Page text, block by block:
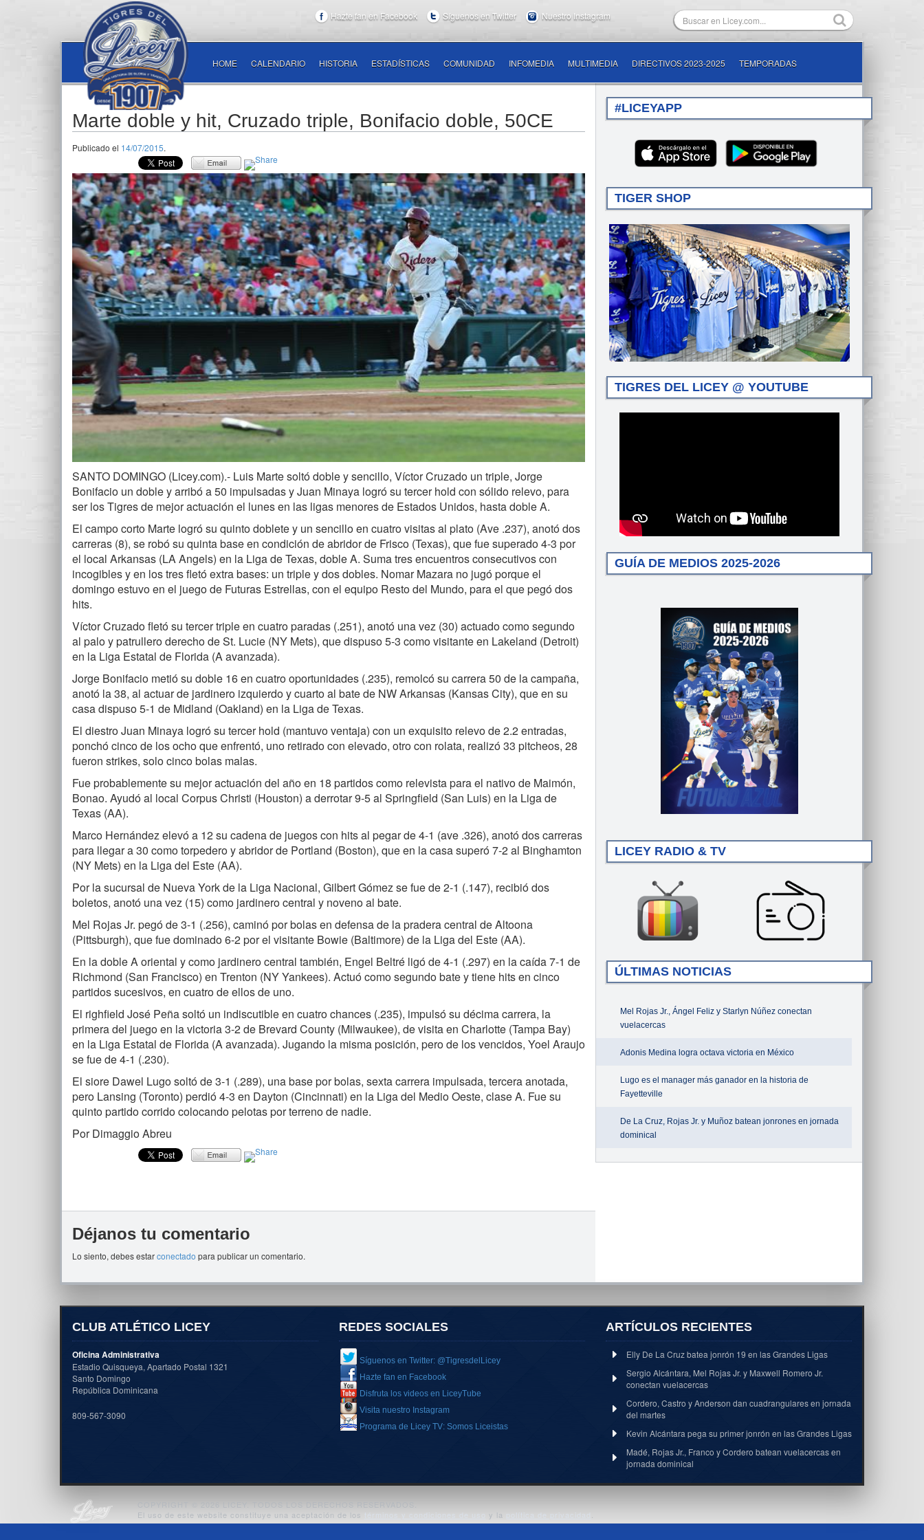
Hazte fan en Facebook Síguenos en Twitter Nuestro Instagram
HOME CALENDARIO HISTORIA ESTADÍSTICAS COMUNIDAD INFOMEDIA MULTIMEDIA DIRECTIVOS 2023-2025 TEMPORADAS
Marte doble y hit, Cruzado triple, Bonifacio doble, 50CE
Publicado el 14/07/2015.
SANTO DOMINGO (Licey.com).- Luis Marte soltó doble y sencillo, Víctor Cruzado un triple, Jorge
Bonifacio un doble y arribó a 50 impulsadas y Juan Minaya logró su tercer hold con sólido relevo, para
ser los Tigres de mejor actuación el lunes en las ligas menores de Estados Unidos, hasta doble A.
El campo corto Marte logró su quinto doblete y un sencillo en cuatro visitas al plato (Ave .237), anotó dos
carreras (8), se robó su quinta base en condición de abridor de Frisco (Texas), que fue superado 4-3 por
el local Arkansas (LA Angels) en la Liga de Texas, doble A. Suma tres encuentros consecutivos con
incogibles y en los tres fletó extra bases: un triple y dos dobles. Nomar Mazara no jugó porque el
domingo estuvo en el juego de Futuras Estrellas, con el equipo Resto del Mundo, para el que pegó dos
hits.
Víctor Cruzado fletó su tercer triple en cuatro paradas (.251), anotó una vez (30) actuado como segundo
al palo y patrullero derecho de St. Lucie (NY Mets), que dispuso 5-3 como visitante en Lakeland (Detroit)
en la Liga Estatal de Florida (A avanzada).
Jorge Bonifacio metió su doble 16 en cuatro oportunidades (.235), remolcó su carrera 50 de la campaña,
anotó la 38, al actuar de jardinero izquierdo y cuarto al bate de NW Arkansas (Kansas City), que en su
casa dispuso 5-1 de Midland (Oakland) en la Liga de Texas.
El diestro Juan Minaya logró su tercer hold (mantuvo ventaja) con un exquisito relevo de 2.2 entradas,
ponchó cinco de los ocho que enfrentó, uno retirado con elevado, otro con rolata, realizó 33 pitcheos, 28
fueron strikes, solo cinco bolas malas.
Fue probablemente su mejor actuación del año en 18 partidos como relevista para el nativo de Maimón,
Bonao. Ayudó al local Corpus Christi (Houston) a derrotar 9-5 al Springfield (San Luis) en la Liga de
Texas (AA).
Marco Hernández elevó a 12 su cadena de juegos con hits al pegar de 4-1 (ave .326), anotó dos carreras
para llegar a 30 como torpedero y abridor de Portland (Boston), que en la casa superó 7-2 al Binghamton
(NY Mets) en la Liga del Este (AA).
Por la sucursal de Nueva York de la Liga Nacional, Gilbert Gómez se fue de 2-1 (.147), recibió dos
boletos, anotó una vez (15) como jardinero central y noveno al bate.
Mel Rojas Jr. pegó de 3-1 (.256), caminó por bolas en defensa de la pradera central de Altoona
(Pittsburgh), que fue dominado 6-2 por el visitante Bowie (Baltimore) de la Liga del Este (AA).
En la doble A oriental y como jardinero central también, Engel Beltré ligó de 4-1 (.297) en la caída 7-1 de
Richmond (San Francisco) en Trenton (NY Yankees). Actuó como segundo bate y tiene hits en cinco
partidos sucesivos, en cuatro de ellos de uno.
El righfield José Peña soltó un indiscutible en cuatro chances (.235), impulsó su décima carrera, la
primera del juego en la victoria 3-2 de Brevard County (Milwaukee), de visita en Charlotte (Tampa Bay)
en la Liga Estatal de Florida (A avanzada). Jugando la misma posición, pero de los vencidos, Yoel Araujo
se fue de 4-1 (.230).
El siore Dawel Lugo soltó de 3-1 (.289), una base por bolas, sexta carrera impulsada, tercera anotada,
pero Lansing (Toronto) perdió 4-3 en Dayton (Cincinnati) en la Liga del Medio Oeste, clase A. Fue su
quinto partido corrido colocando pelotas por terreno de nadie.
Por Dimaggio Abreu
Déjanos tu comentario
Lo siento, debes estarconectado para publicar un comentario.
#LICEYAPP
TIGER SHOP
TIGRES DEL LICEY @ YOUTUBE
GUÍA DE MEDIOS 2025-2026
LICEY RADIO & TV
ÚLTIMAS NOTICIAS
Mel Rojas Jr., Ángel Feliz y Starlyn Núñez conectan
vuelacercas
Adonis Medina logra octava victoria en México
Lugo es el manager más ganador en la historia de
Fayetteville
De La Cruz, Rojas Jr. y Muñoz batean jonrones en jornada
dominical
CLUB ATLÉTICO LICEY
Oficina Administrativa
Estadio Quisqueya, Apartado Postal 1321
Santo Domingo
República Dominicana
809-567-3090
REDES SOCIALES
Síguenos en Twitter: @TigresdelLicey
Hazte fan en Facebook
Disfruta los videos en LiceyTube
Visita nuestro Instagram
Programa de Licey TV: Somos Liceistas
ARTÍCULOS RECIENTES
Elly De La Cruz batea jonrón 19 en las Grandes Ligas
Sergio Alcántara, Mel Rojas Jr. y Maxwell Romero Jr.
conectan vuelacercas
Cordero, Castro y Anderson dan cuadrangulares en jornada
del martes
Kevin Alcántara pega su primer jonrón en las Grandes Ligas
Madé, Rojas Jr., Franco y Cordero batean vuelacercas en
jornada dominical
El uso de este website constituye una aceptación de los términos y condiciones de uso y la política de privacidad